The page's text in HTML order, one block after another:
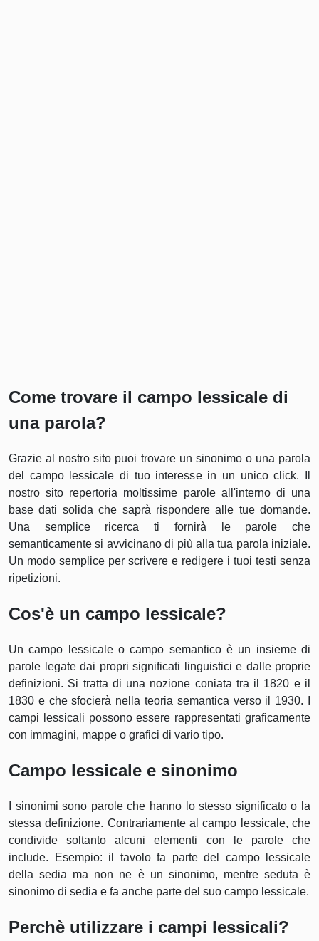
Come trovare il campo lessicale di
una parola?
Grazie al nostro sito puoi trovare un sinonimo o una parola
del campo lessicale di tuo interesse in un unico click. Il
nostro sito repertoria moltissime parole all'interno di una
base dati solida che saprà rispondere alle tue domande.
Una semplice ricerca ti fornirà le parole che
semanticamente si avvicinano di più alla tua parola iniziale.
Un modo semplice per scrivere e redigere i tuoi testi senza
ripetizioni.
Cos'è un campo lessicale?
Un campo lessicale o campo semantico è un insieme di
parole legate dai propri significati linguistici e dalle proprie
definizioni. Si tratta di una nozione coniata tra il 1820 e il
1830 e che sfocierà nella teoria semantica verso il 1930. I
campi lessicali possono essere rappresentati graficamente
con immagini, mappe o grafici di vario tipo.
Campo lessicale e sinonimo
I sinonimi sono parole che hanno lo stesso significato o la
stessa definizione. Contrariamente al campo lessicale, che
condivide soltanto alcuni elementi con le parole che
include. Esempio: il tavolo fa parte del campo lessicale
della sedia ma non ne è un sinonimo, mentre seduta è
sinonimo di sedia e fa anche parte del suo campo lessicale.
Perchè utilizzare i campi lessicali?